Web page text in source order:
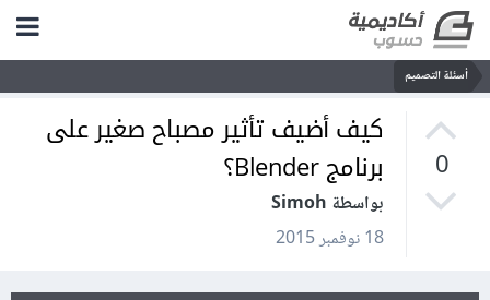
أسئلة التصميم
0
كيف أضيف تأثير مصباح صغير على
برنامج Blender؟
بواسطة Simoh
18 نوفمبر 2015